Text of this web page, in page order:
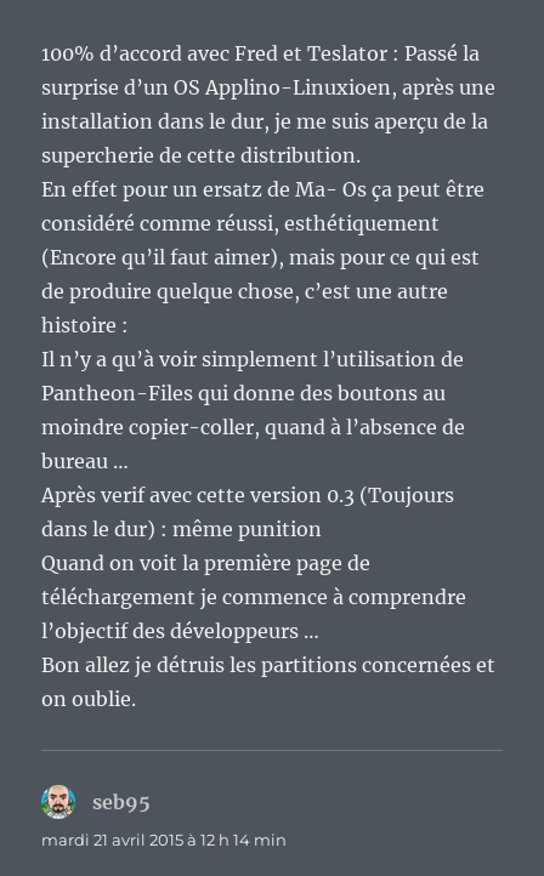
100% d’accord avec Fred et Teslator : Passé la
surprise d’un OS Applino-Linuxioen, après une
installation dans le dur, je me suis aperçu de la
supercherie de cette distribution.
En effet pour un ersatz de Ma- Os ça peut être
considéré comme réussi, esthétiquement
(Encore qu’il faut aimer), mais pour ce qui est
de produire quelque chose, c’est une autre
histoire :
Il n’y a qu’à voir simplement l’utilisation de
Pantheon-Files qui donne des boutons au
moindre copier-coller, quand à l’absence de
bureau …
Après verif avec cette version 0.3 (Toujours
dans le dur) : même punition
Quand on voit la première page de
téléchargement je commence à comprendre
l’objectif des développeurs …
Bon allez je détruis les partitions concernées et
on oublie.
seb95
mardi 21 avril 2015 à 12 h 14 min